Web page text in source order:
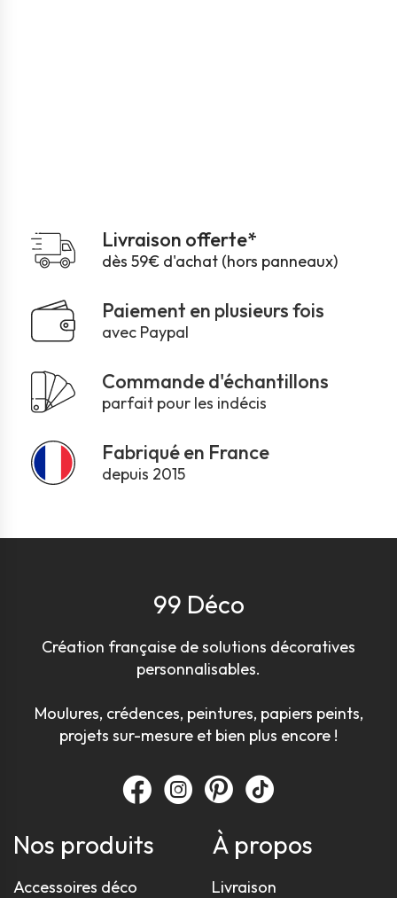
Livraison offerte*
dès 59€ d'achat (hors panneaux)
Paiement en plusieurs fois
avec Paypal
Commande d'échantillons
parfait pour les indécis
Fabriqué en France
depuis 2015
99 Déco
Création française de solutions décoratives
personnalisables.
Moulures, crédences, peintures, papiers peints,
projets sur-mesure et bien plus encore !
Nos produits
Accessoires déco
À propos
Livraison